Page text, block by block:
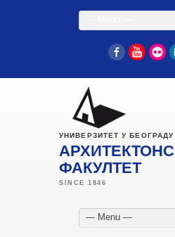
Facebook
УНИВЕРЗИТЕТ У БЕОГРАДУ
ФАКУЛТЕТ
— Menu —